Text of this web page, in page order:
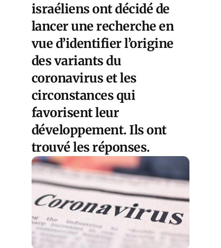
israéliens ont décidé de
lancer une recherche en
vue d’identifier l’origine
des variants du
coronavirus et les
circonstances qui
favorisent leur
développement. Ils ont
trouvé les réponses.